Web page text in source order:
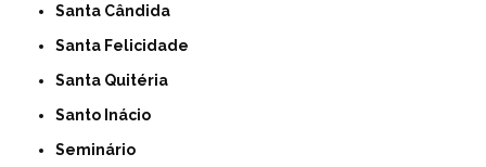
Santa Cândida
Santa Felicidade
Santa Quitéria
Santo Inácio
Seminário